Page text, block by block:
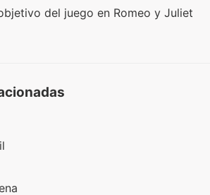
del juego en Romeo y Juliet